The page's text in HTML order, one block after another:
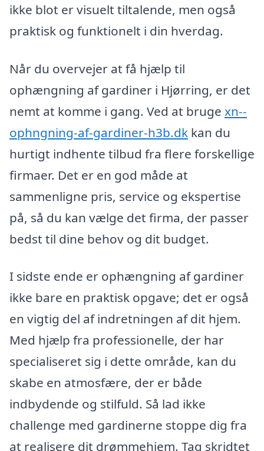
ikke blot er visuelt tiltalende, men også
praktisk og funktionelt i din hverdag.
Når du overvejer at få hjælp til
ophængning af gardiner i Hjørring, er det
nemt at komme i gang. Ved at bruge xn--
ophngning-af-gardiner-h3b.dk kan du
hurtigt indhente tilbud fra flere forskellige
firmaer. Det er en god måde at
sammenligne pris, service og ekspertise
på, så du kan vælge det firma, der passer
bedst til dine behov og dit budget.
I sidste ende er ophængning af gardiner
ikke bare en praktisk opgave; det er også
en vigtig del af indretningen af dit hjem.
Med hjælp fra professionelle, der har
specialiseret sig i dette område, kan du
skabe en atmosfære, der er både
indbydende og stilfuld. Så lad ikke
challenge med gardinerne stoppe dig fra
at realisere dit drømmehjem. Tag skridtet